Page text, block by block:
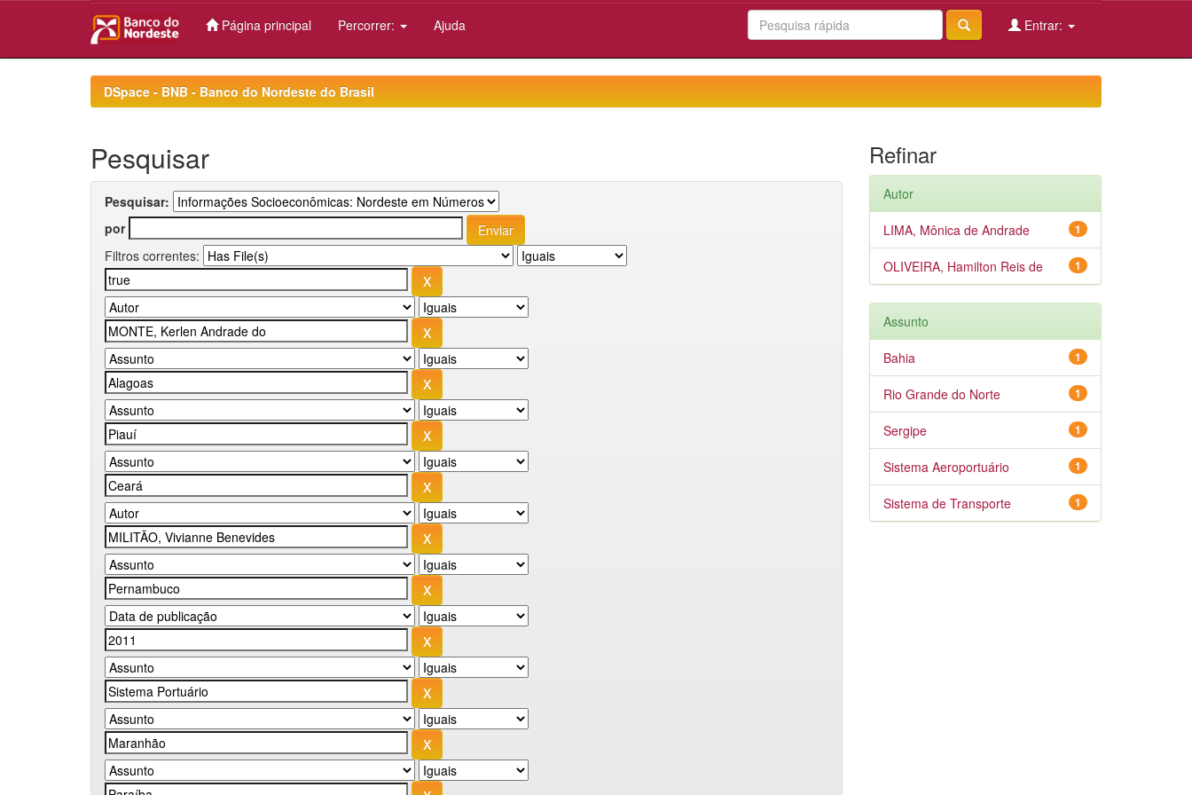
Página principal Percorrer: Ajuda Entrar:
DSpace - BNB - Banco do Nordeste do Brasil
Pesquisar
Pesquisar:
por
Filtros correntes:
Refinar
Autor
1
LIMA, Mônica de Andrade
1
OLIVEIRA, Hamilton Reis de
Assunto
1
Bahia
1
Rio Grande do Norte
1
Sergipe
1
Sistema Aeroportuário
1
Sistema de Transporte